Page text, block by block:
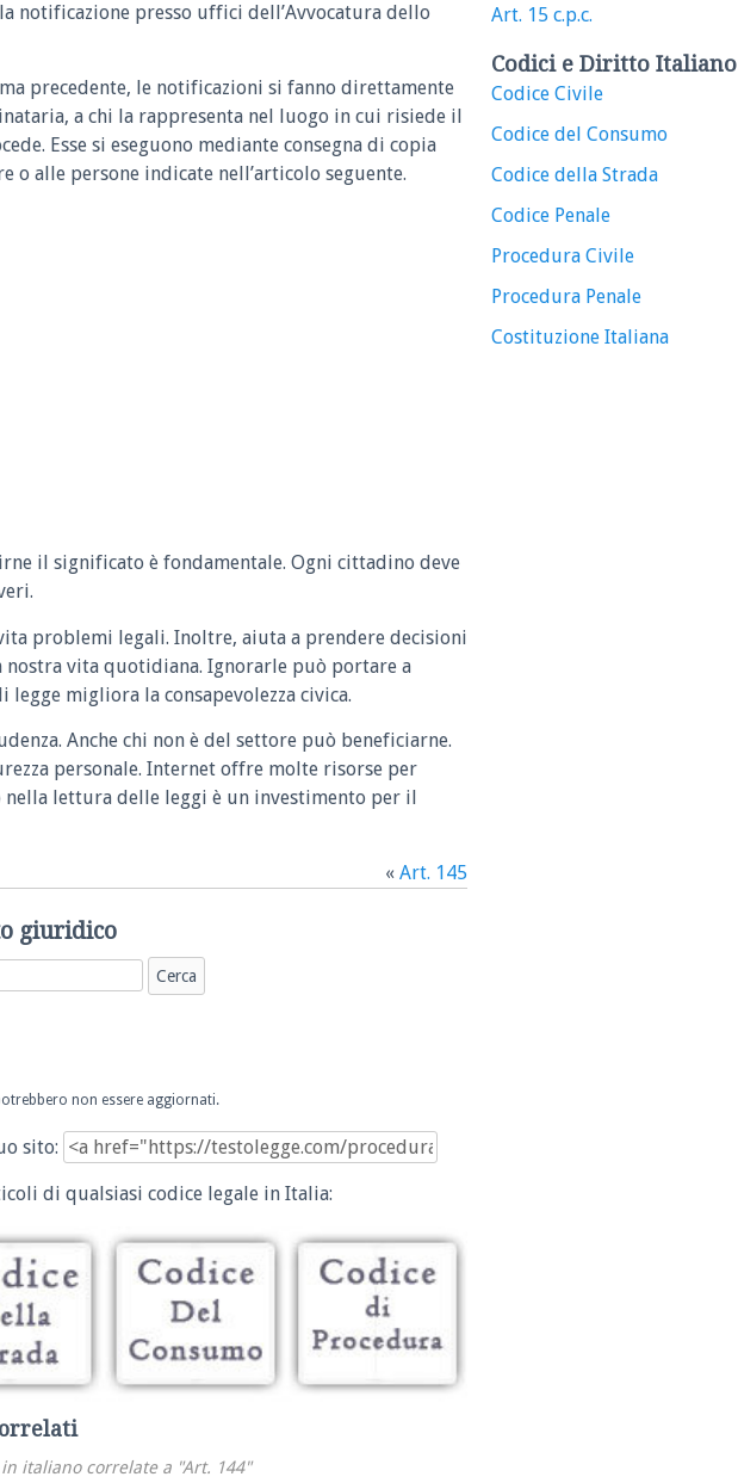
notificazione presso uffici dell’Avvocatura dello
precedente, le notificazioni si fanno direttamente
a chi la rappresenta nel luogo in cui risiede il
Esse si eseguono mediante consegna di copia
o alle persone indicate nell’articolo seguente.
il significato è fondamentale. Ogni cittadino deve
problemi legali. Inoltre, aiuta a prendere decisioni
nostra vita quotidiana. Ignorarle può portare a
migliora la consapevolezza civica.
Anche chi non è del settore può beneficiarne.
personale. Internet offre molte risorse per
lettura delle leggi è un investimento per il
« Art. 145
giuridico
non essere aggiornati.
sito:
di qualsiasi codice legale in Italia:
italiano correlate a "Art. 144"
Art. 15 c.p.c.
Codici e Diritto Italiano
Codice Civile
Codice del Consumo
Codice della Strada
Codice Penale
Procedura Civile
Procedura Penale
Costituzione Italiana